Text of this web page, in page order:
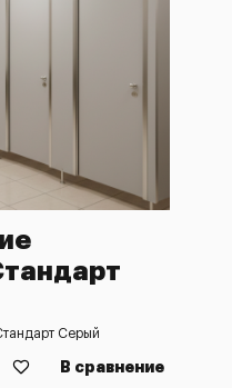
Серый
В сравнение